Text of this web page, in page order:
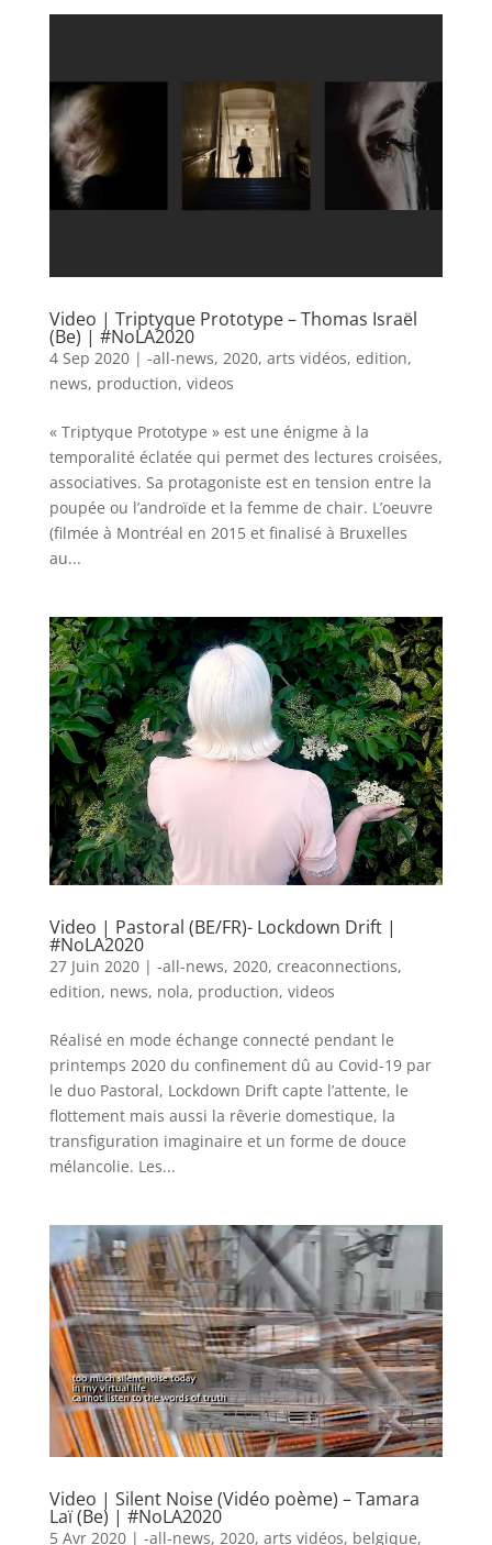
Video | Triptyque Prototype – Thomas Israël
(Be) | #NoLA2020
4 Sep 2020| -all-news, 2020, arts vidéos, edition,
news, production, videos
« Triptyque Prototype » est une énigme à la
temporalité éclatée qui permet des lectures croisées,
associatives. Sa protagoniste est en tension entre la
poupée ou l’androïde et la femme de chair. L’oeuvre
(filmée à Montréal en 2015 et finalisé à Bruxelles
au...
Video | Pastoral (BE/FR)- Lockdown Drift |
#NoLA2020
27 Juin 2020| -all-news, 2020, creaconnections,
edition, news, nola, production, videos
Réalisé en mode échange connecté pendant le
printemps 2020 du confinement dû au Covid-19 par
le duo Pastoral, Lockdown Drift capte l’attente, le
flottement mais aussi la rêverie domestique, la
transfiguration imaginaire et un forme de douce
mélancolie. Les...
Video | Silent Noise (Vidéo poème) – Tamara
Laï (Be) | #NoLA2020
5 Avr 2020| -all-news, 2020, arts vidéos, belgique,